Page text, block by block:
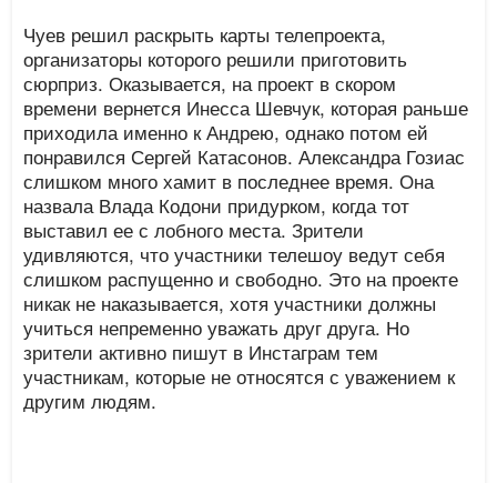
Чуев решил раскрыть карты телепроекта,
организаторы которого решили приготовить
сюрприз. Оказывается, на проект в скором
времени вернется Инесса Шевчук, которая раньше
приходила именно к Андрею, однако потом ей
понравился Сергей Катасонов. Александра Гозиас
слишком много хамит в последнее время. Она
назвала Влада Кодони придурком, когда тот
выставил ее с лобного места. Зрители
удивляются, что участники телешоу ведут себя
слишком распущенно и свободно. Это на проекте
никак не наказывается, хотя участники должны
учиться непременно уважать друг друга. Но
зрители активно пишут в Инстаграм тем
участникам, которые не относятся с уважением к
другим людям.